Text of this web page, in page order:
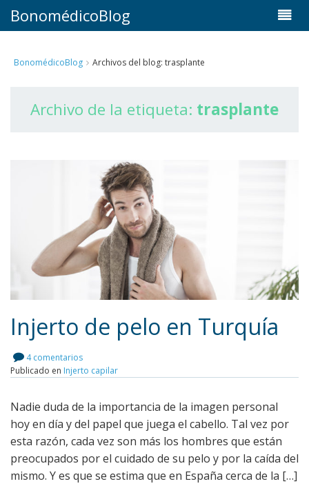
BonomédicoBlog
BonomédicoBlog Archivos del blog: trasplante
Archivo de la etiqueta: trasplante
Injerto de pelo en Turquía
4 comentarios
Publicado en Injerto capilar
Nadie duda de la importancia de la imagen personal
hoy en día y del papel que juega el cabello. Tal vez por
esta razón, cada vez son más los hombres que están
preocupados por el cuidado de su pelo y por la caída del
mismo. Y es que se estima que en España cerca de la […]